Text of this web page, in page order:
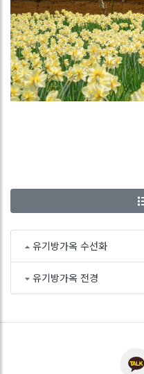
유기방가옥 수선화
유기방가옥 전경